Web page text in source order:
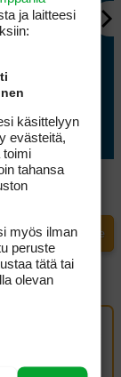
ja laitteesi
käsittelyyn
evästeitä,
toimi
tahansa
myös ilman
peruste
tätä tai
olevan